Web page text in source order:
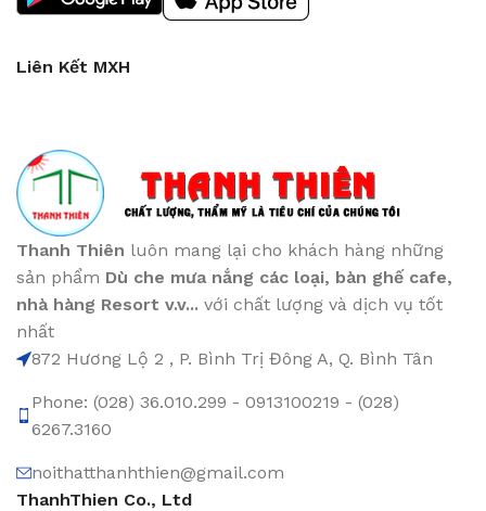
Liên Kết MXH
Thanh Thiên luôn mang lại cho khách hàng những
sản phẩm Dù che mưa nắng các loại, bàn ghế cafe,
nhà hàng Resort v.v... với chất lượng và dịch vụ tốt
nhất
872 Hương Lộ 2 , P. Bình Trị Đông A, Q. Bình Tân
Phone: (028) 36.010.299 - 0913100219 - (028)
6267.3160
noithatthanhthien@gmail.com
ThanhThien Co., Ltd